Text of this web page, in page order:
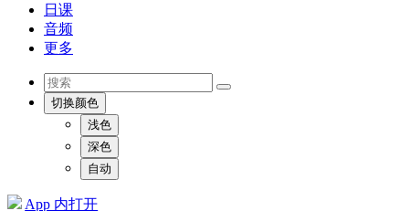
日课
音频
更多
切换颜色
浅色
深色
自动
App 内打开